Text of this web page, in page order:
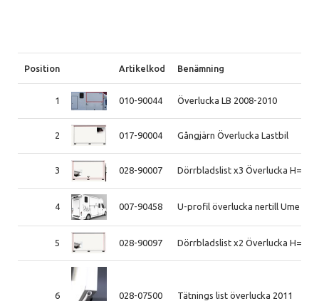
Position Artikelkod Benämning
1 010-90044 Överlucka LB 2008-2010
2 017-90004 Gångjärn Överlucka Lastbil
3 028-90007 Dörrbladslist x3 Överlucka
4 007-90458 U-profil överlucka nertill Ume
5 028-90097 Dörrbladslist x2 Överlucka
6 028-07500 Tätnings list överlucka 2011